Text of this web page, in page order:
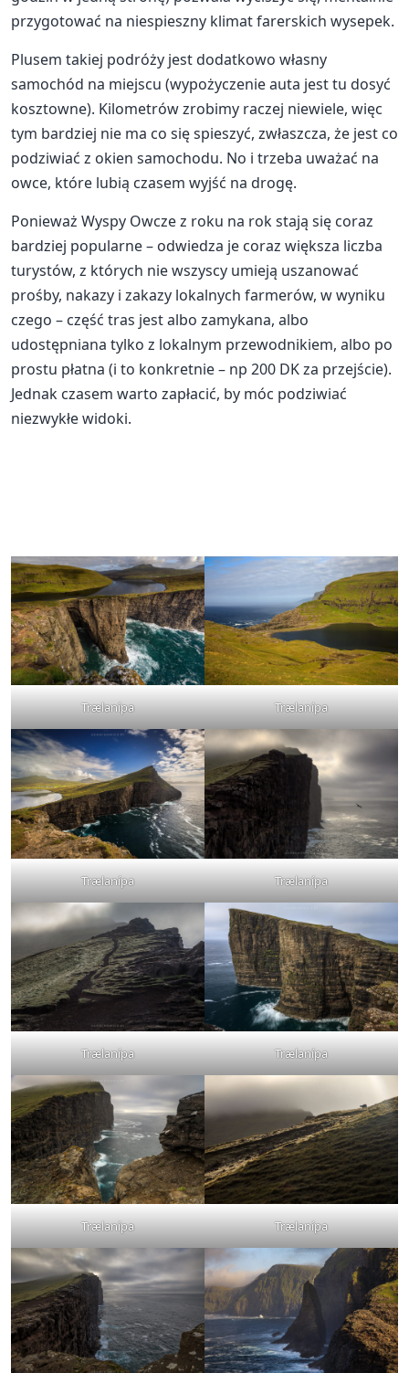
przygotować na niespieszny klimat farerskich wysepek.
Plusem takiej podróży jest dodatkowo własny
samochód na miejscu (wypożyczenie auta jest tu dosyć
kosztowne). Kilometrów zrobimy raczej niewiele, więc
tym bardziej nie ma co się spieszyć, zwłaszcza, że jest co
podziwiać z okien samochodu. No i trzeba uważać na
owce, które lubią czasem wyjść na drogę.
Ponieważ Wyspy Owcze z roku na rok stają się coraz
bardziej popularne – odwiedza je coraz większa liczba
turystów, z których nie wszyscy umieją uszanować
prośby, nakazy i zakazy lokalnych farmerów, w wyniku
czego – część tras jest albo zamykana, albo
udostępniana tylko z lokalnym przewodnikiem, albo po
prostu płatna (i to konkretnie – np 200 DK za przejście).
Jednak czasem warto zapłacić, by móc podziwiać
niezwykłe widoki.
Trælanípa Trælanípa
Trælanípa Trælanípa
Trælanípa Trælanípa
Trælanípa Trælanípa